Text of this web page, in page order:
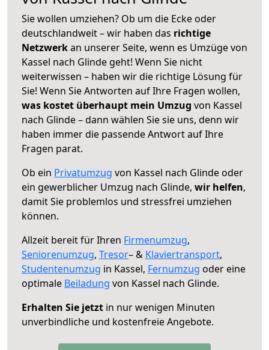
Sie wollen umziehen? Ob um die Ecke oder
deutschlandweit – wir haben das richtige
Netzwerkan unserer Seite, wenn es Umzüge von
Kassel nach Glinde geht! Wenn Sie nicht
weiterwissen – haben wir die richtige Lösung für
Sie! Wenn Sie Antworten auf Ihre Fragen wollen,
was kostet überhaupt mein Umzug von Kassel
nach Glinde – dann wählen Sie sie uns, denn wir
haben immer die passende Antwort auf Ihre
Fragen parat.
Ob ein Privatumzug von Kassel nach Glinde oder
ein gewerblicher Umzug nach Glinde, wir helfen,
damit Sie problemlos und stressfrei umziehen
können.
Allzeit bereit für Ihren Firmenumzug,
Seniorenumzug, Tresor– & Klaviertransport,
Studentenumzug in Kassel, Fernumzug oder eine
optimale Beiladung von Kassel nach Glinde.
Erhalten Sie jetzt in nur wenigen Minuten
unverbindliche und kostenfreie Angebote.